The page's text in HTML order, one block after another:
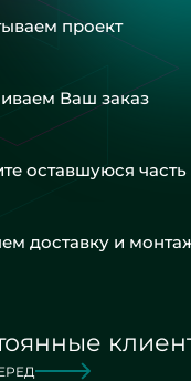
проект
Ваш заказ
оставшуюся
доставку и